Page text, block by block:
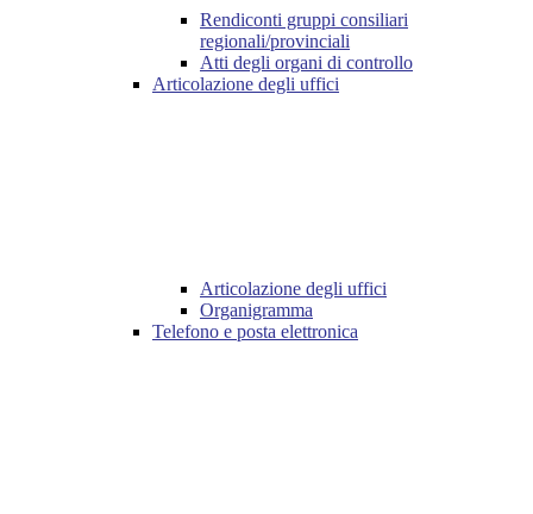
Rendiconti gruppi consiliari
regionali/provinciali
Atti degli organi di controllo
Articolazione degli uffici
Articolazione degli uffici
Organigramma
Telefono e posta elettronica